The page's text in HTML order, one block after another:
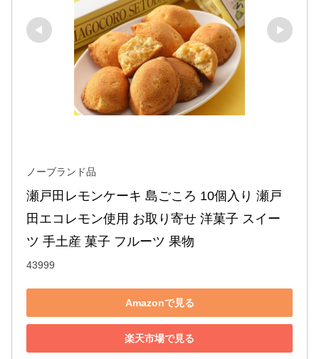
ノーブランド品
瀬戸田レモンケーキ 島ごころ 10個入り 瀬戸
田エコレモン使用 お取り寄せ 洋菓子 スイー
ツ 手土産 菓子 フルーツ 果物
43999
Amazonで見る
楽天市場で見る